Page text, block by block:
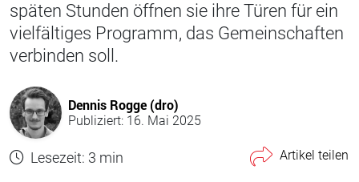
späten Stunden öffnen sie ihre Türen für ein
vielfältiges Programm, das Gemeinschaften
verbinden soll.
Dennis Rogge (dro)
Publiziert: 16. Mai 2025
Lesezeit: 3 min Artikel teilen